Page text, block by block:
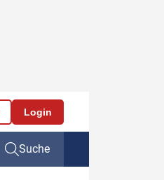
Login
Suche